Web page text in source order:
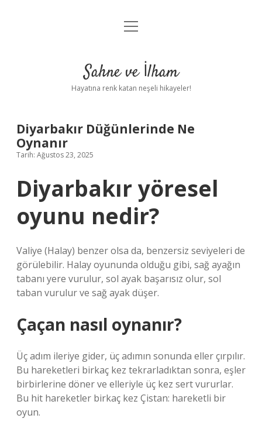
Anasayfa
Yasal Uyarı
menüyü
Sahne ve İlham
Hayatına renk katan neşeli hikayeler!
Diyarbakır Düğünlerinde Ne
Oynanır
Tarih: Ağustos 23, 2025
Diyarbakır yöresel
oyunu nedir?
Valiye (Halay) benzer olsa da, benzersiz seviyeleri de
görülebilir. Halay oyununda olduğu gibi, sağ ayağın
tabanı yere vurulur, sol ayak başarısız olur, sol
taban vurulur ve sağ ayak düşer.
Çaçan nasıl oynanır?
Üç adım ileriye gider, üç adımın sonunda eller çırpılır.
Bu hareketleri birkaç kez tekrarladıktan sonra, eşler
birbirlerine döner ve elleriyle üç kez sert vururlar.
Bu hit hareketler birkaç kez Çistan: hareketli bir
oyun.